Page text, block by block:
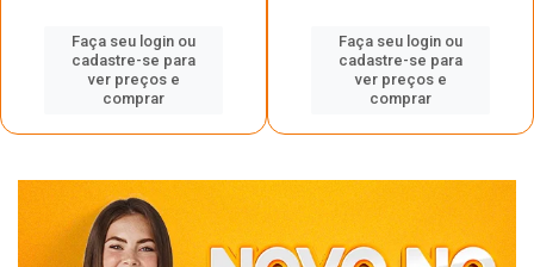
Faça seu login ou
cadastre-se para
ver preços e
comprar
Faça seu login ou
cadastre-se para
ver preços e
comprar